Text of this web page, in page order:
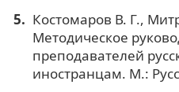
Костомаров В. Г.,
Методическое
преподавателей
иностранцам. М.: